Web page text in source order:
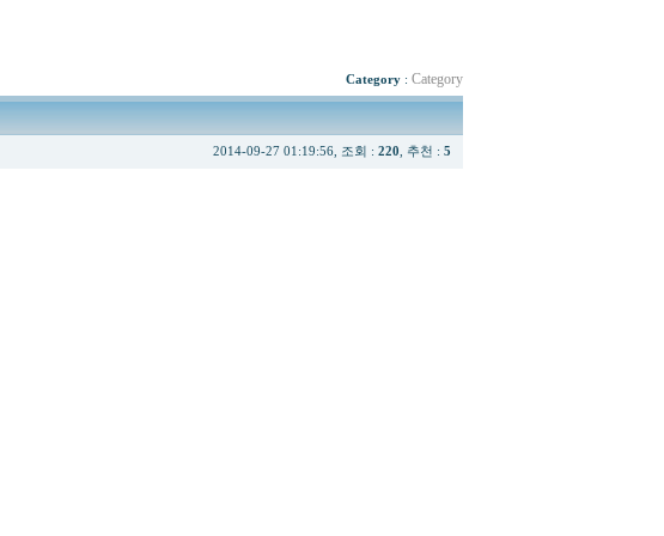
Category : Category
2014-09-27 01:19:56, 조회 : 220 , 추천 : 5